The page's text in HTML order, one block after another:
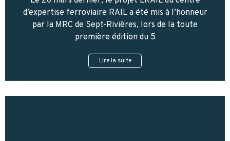
d’expertise ferroviaire RAIL a été mis à l’honneur
par la MRC de Sept-Rivières, lors de la toute
première édition du 5
Lire la suite